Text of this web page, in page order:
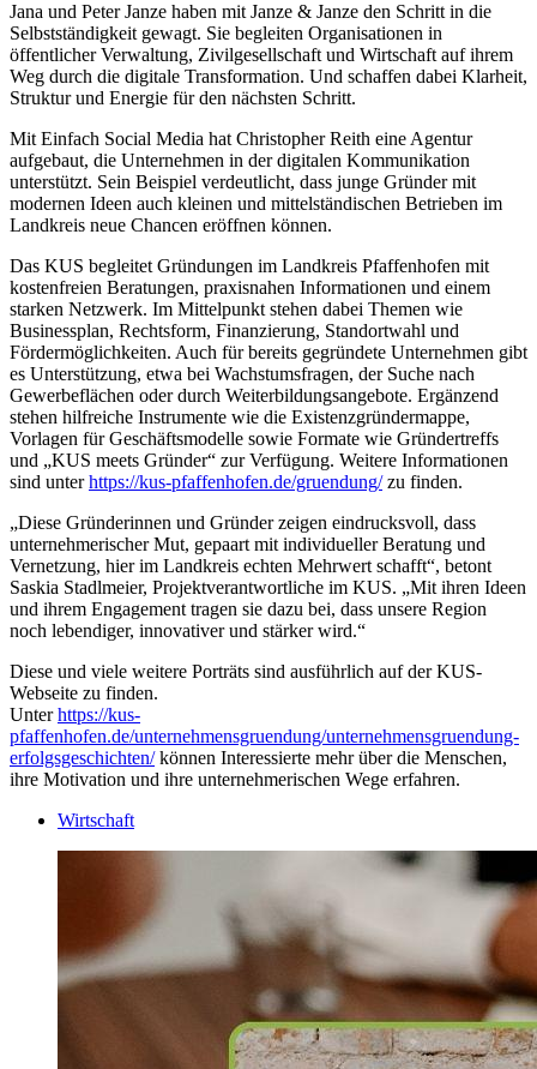
Jana und Peter Janze haben mit Janze & Janze den Schritt in die
Selbstständigkeit gewagt. Sie begleiten Organisationen in
öffentlicher Verwaltung, Zivilgesellschaft und Wirtschaft auf ihrem
Weg durch die digitale Transformation. Und schaffen dabei Klarheit,
Struktur und Energie für den nächsten Schritt.
Mit Einfach Social Media hat Christopher Reith eine Agentur
aufgebaut, die Unternehmen in der digitalen Kommunikation
unterstützt. Sein Beispiel verdeutlicht, dass junge Gründer mit
modernen Ideen auch kleinen und mittelständischen Betrieben im
Landkreis neue Chancen eröffnen können.
Das KUS begleitet Gründungen im Landkreis Pfaffenhofen mit
kostenfreien Beratungen, praxisnahen Informationen und einem
starken Netzwerk. Im Mittelpunkt stehen dabei Themen wie
Businessplan, Rechtsform, Finanzierung, Standortwahl und
Fördermöglichkeiten. Auch für bereits gegründete Unternehmen gibt
es Unterstützung, etwa bei Wachstumsfragen, der Suche nach
Gewerbeflächen oder durch Weiterbildungsangebote. Ergänzend
stehen hilfreiche Instrumente wie die Existenzgründermappe,
Vorlagen für Geschäftsmodelle sowie Formate wie Gründertreffs
und „KUS meets Gründer“ zur Verfügung. Weitere Informationen
sind unterhttps://kus-pfaffenhofen.de/gruendung/zu finden.
„Diese Gründerinnen und Gründer zeigen eindrucksvoll, dass
unternehmerischer Mut, gepaart mit individueller Beratung und
Vernetzung, hier im Landkreis echten Mehrwert schafft“, betont
Saskia Stadlmeier, Projektverantwortliche im KUS. „Mit ihren Ideen
und ihrem Engagement tragen sie dazu bei, dass unsere Region
noch lebendiger, innovativer und stärker wird.“
Diese und viele weitere Porträts sind ausführlich auf der KUS-
Webseite zu finden.
Unterhttps://kus-
pfaffenhofen.de/unternehmensgruendung/unternehmensgruendung-
erfolgsgeschichten/können Interessierte mehr über die Menschen,
ihre Motivation und ihre unternehmerischen Wege erfahren.
Wirtschaft